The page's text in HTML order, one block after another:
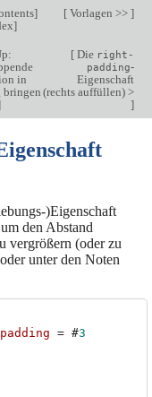
]
]
[Vorlagen >> ]
in
bringen
[Die right-
padding-
Eigenschaft
(rechts auffüllen) >
]
)Eigenschaft
den Abstand
vergrößern (oder zu
unter den Noten
padding = #3